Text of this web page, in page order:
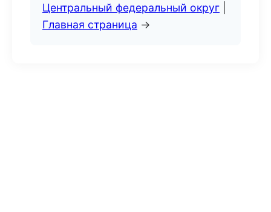
Центральный федеральный округ
Главная страница →